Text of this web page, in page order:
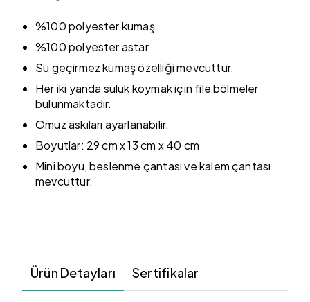
%100 polyester kumaş
%100 polyester astar
Su geçirmez kumaş özelliği mevcuttur.
Her iki yanda suluk koymak için file bölmeler
bulunmaktadır.
Omuz askıları ayarlanabilir.
Boyutlar: 29 cm x 13 cm x 40 cm
Mini boyu, beslenme çantası ve kalem çantası
mevcuttur.
Ürün Detayları Sertifikalar